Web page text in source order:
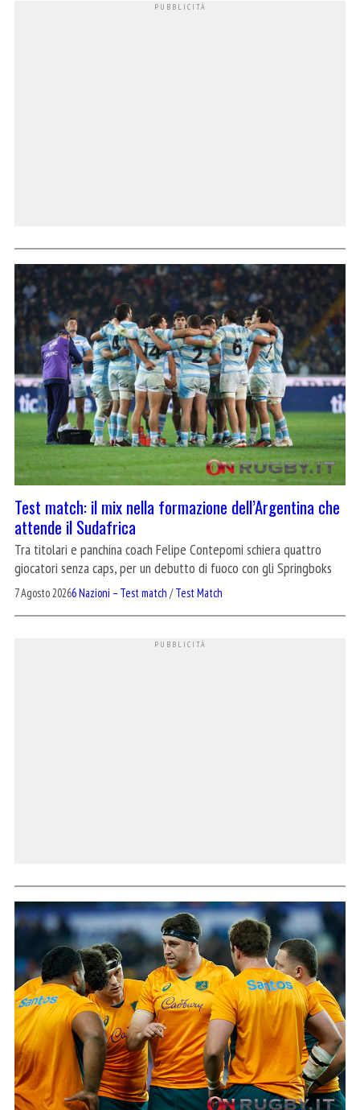
Test match: il mix nella formazione dell’Argentina che
attende il Sudafrica
Tra titolari e panchina coach Felipe Contepomi schiera quattro
giocatori senza caps, per un debutto di fuoco con gli Springboks
7 Agosto 20266 Nazioni – Test match /Test Match